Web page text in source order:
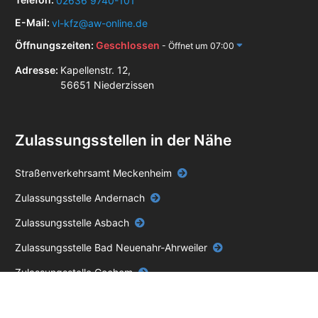
E-Mail: vl-kfz@aw-online.de
Öffnungszeiten: Geschlossen - Öffnet um 07:00
Adresse: Kapellenstr. 12,
56651 Niederzissen
Zulassungsstellen in der Nähe
Straßenverkehrsamt Meckenheim
Zulassungsstelle Andernach
Zulassungsstelle Asbach
Zulassungsstelle Bad Neuenahr-Ahrweiler
Zulassungsstelle Cochem